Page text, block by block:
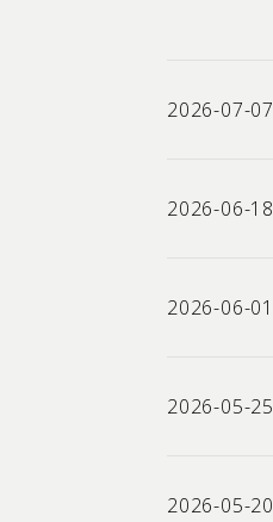
2026-07-07
2026-06-18
2026-06-01
2026-05-25
2026-05-20